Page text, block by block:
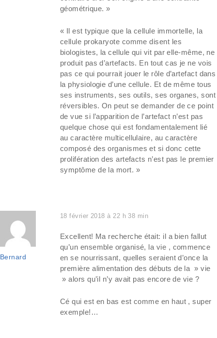
géométrique. »
« Il est typique que la cellule immortelle, la
cellule prokaryote comme disent les
biologistes, la cellule qui vit par elle-même, ne
produit pas d’artefacts. En tout cas je ne vois
pas ce qui pourrait jouer le rôle d’artefact dans
la physiologie d’une cellule. Et de même tous
ses instruments, ses outils, ses organes, sont
réversibles. On peut se demander de ce point
de vue si l’apparition de l’artefact n’est pas
quelque chose qui est fondamentalement lié
au caractère multicellulaire, au caractère
composé des organismes et si donc cette
prolifération des artefacts n’est pas le premier
symptôme de la mort. »
Bernard
18 février 2018 à 22 h 38 min
Excellent! Ma recherche était: il a bien fallut
qu’un ensemble organisé, la vie , commence
en se nourrissant, quelles seraient d’once la
première alimentation des débuts de la » vie
» alors qu’il n’y avait pas encore de vie ?
Cé qui est en bas est comme en haut , super
exemple!…